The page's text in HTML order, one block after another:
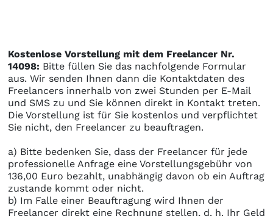
Kostenlose Vorstellung mit dem Freelancer Nr.
14098: Bitte füllen Sie das nachfolgende Formular
aus. Wir senden Ihnen dann die Kontaktdaten des
Freelancers innerhalb von zwei Stunden per E-Mail
und SMS zu und Sie können direkt in Kontakt treten.
Die Vorstellung ist für Sie kostenlos und verpflichtet
Sie nicht, den Freelancer zu beauftragen.
a) Bitte bedenken Sie, dass der Freelancer für jede
professionelle Anfrage eine Vorstellungsgebühr von
136,00 Euro bezahlt, unabhängig davon ob ein Auftrag
zustande kommt oder nicht.
b) Im Falle einer Beauftragung wird Ihnen der
Freelancer direkt eine Rechnung stellen, d. h. Ihr Geld